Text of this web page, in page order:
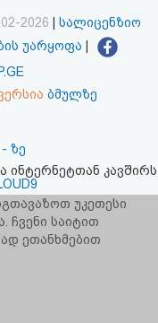
2026
სალიცენზიო
უარყოფა
ბმულზე
ზე
ინტერნეტთან კავშირს
უკეთესი
ჩვენი საიტით
ეთანხმებით